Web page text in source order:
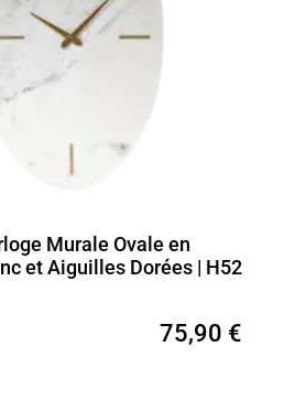
Murale Ovale en
et Aiguilles Dorées | H52
75,90 €